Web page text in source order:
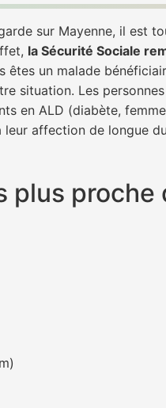
sur Mayenne, il est
la Sécurité Sociale
êtes un malade
situation. Les
en ALD (diabète,
affection de longue
plus